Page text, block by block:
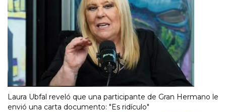
Laura Ubfal reveló que una participante de Gran Hermano le
envió una carta documento: "Es ridículo"